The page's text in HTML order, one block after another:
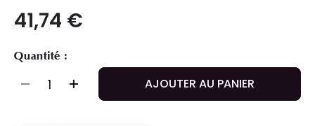
41,74 €
Quantité :
AJOUTER AU PANIER